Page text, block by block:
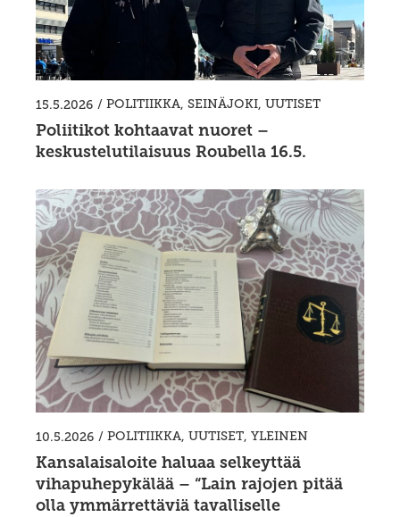
15.5.2026 / POLITIIKKA, SEINÄJOKI, UUTISET
Poliitikot kohtaavat nuoret –
keskustelutilaisuus Roubella 16.5.
10.5.2026 / POLITIIKKA, UUTISET, YLEINEN
Kansalaisaloite haluaa selkeyttää
vihapuhepykälää – “Lain rajojen pitää
olla ymmärrettäviä tavalliselle